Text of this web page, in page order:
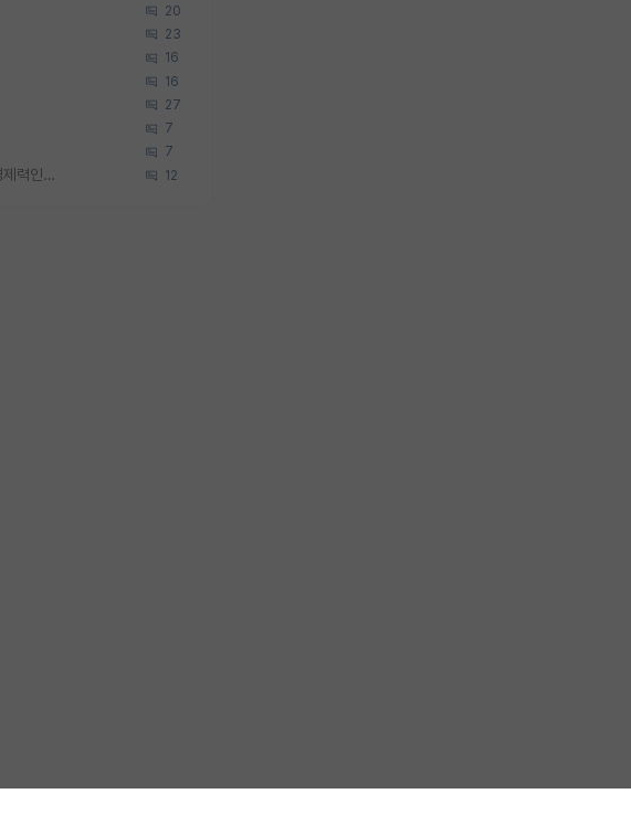
20
23
16
16
27
7
7
박사진학하기에 2억은 괜찮은 (?) 정도의 경제력인가요 12